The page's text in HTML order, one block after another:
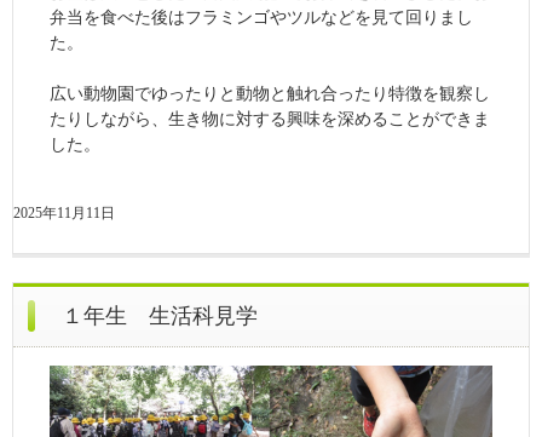
弁当を食べた後はフラミンゴやツルなどを見て回りまし
た。
広い動物園でゆったりと動物と触れ合ったり特徴を観察し
たりしながら、生き物に対する興味を深めることができま
した。
2025年11月11日
１年生 生活科見学